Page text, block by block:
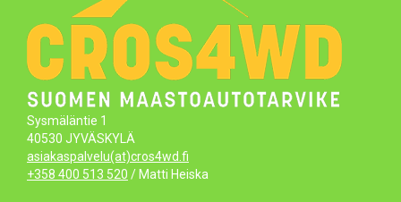
Sysmäläntie 1
40530 JYVÄSKYLÄ
asiakaspalvelu(at)cros4wd.fi
+358 400 513 520 / Matti Heiska